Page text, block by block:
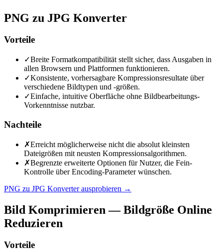
PNG zu JPG Konverter
Vorteile
✓Breite Formatkompatibilität stellt sicher, dass Ausgaben in
allen Browsern und Plattformen funktionieren.
✓Konsistente, vorhersagbare Kompressionsresultate über
verschiedene Bildtypen und -größen.
✓Einfache, intuitive Oberfläche ohne Bildbearbeitungs-
Vorkenntnisse nutzbar.
Nachteile
✗Erreicht möglicherweise nicht die absolut kleinsten
Dateigrößen mit neusten Kompressionsalgorithmen.
✗Begrenzte erweiterte Optionen für Nutzer, die Fein-
Kontrolle über Encoding-Parameter wünschen.
PNG zu JPG Konverter ausprobieren →
Bild Komprimieren — Bildgröße Online
Reduzieren
Vorteile